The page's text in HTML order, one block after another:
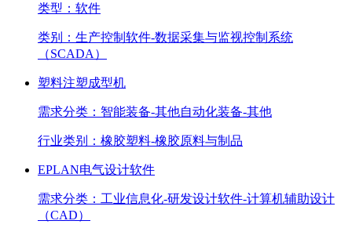
类型： 软件
类别： 生产控制软件-数据采集与监视控制系统
（SCADA）
塑料注塑成型机
需求分类： 智能装备-其他自动化装备-其他
行业类别： 橡胶塑料-橡胶原料与制品
EPLAN电气设计软件
需求分类： 工业信息化-研发设计软件-计算机辅助设计
（CAD）